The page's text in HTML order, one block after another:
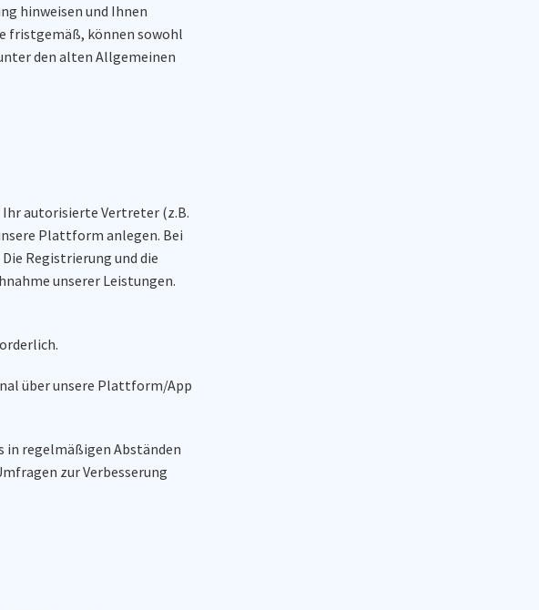
hinweisen und Ihnen
fristgemäß, können sowohl
den alten Allgemeinen
autorisierte Vertreter (z.B.
Plattform anlegen. Bei
Registrierung und die
unserer Leistungen.
über unsere Plattform/App
in regelmäßigen Abständen
zur Verbesserung